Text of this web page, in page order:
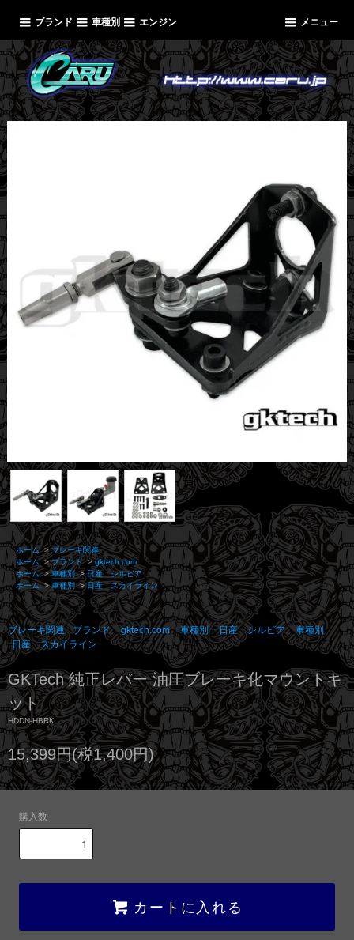
ブランド 車種別 エンジン メニュー
ホーム >ブレーキ関連
ホーム >ブランド >gktech.com
ホーム >車種別 > 日産 シルビア
ホーム >車種別 >日産 スカイライン
ブレーキ関連 ブランド gktech.com 車種別 日産 シルビア
車種別
日産 スカイライン
GKTech 純正レバー 油圧ブレーキ化マウントキ
ット
HDDN-HBRK
15,399円(税1,400円)
購入数
カートに入れる